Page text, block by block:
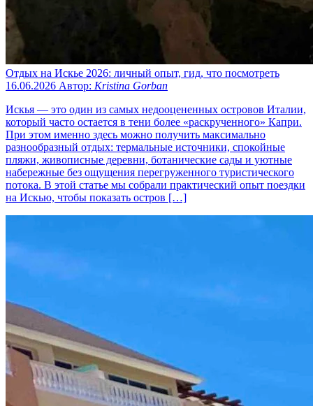
Отдых на Искье 2026: личный опыт, гид, что посмотреть
16.06.2026 Автор: Kristina Gorban
Искья — это один из самых недооцененных островов Италии,
который часто остается в тени более «раскрученного» Капри.
При этом именно здесь можно получить максимально
разнообразный отдых: термальные источники, спокойные
пляжи, живописные деревни, ботанические сады и уютные
набережные без ощущения перегруженного туристического
потока. В этой статье мы собрали практический опыт поездки
на Искью, чтобы показать остров […]